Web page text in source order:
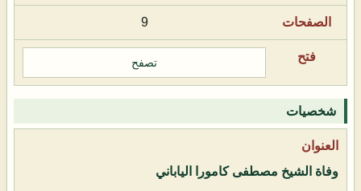
9
تصفح
شخصيات
وفاة الشيخ مصطفى كامورا الياباني